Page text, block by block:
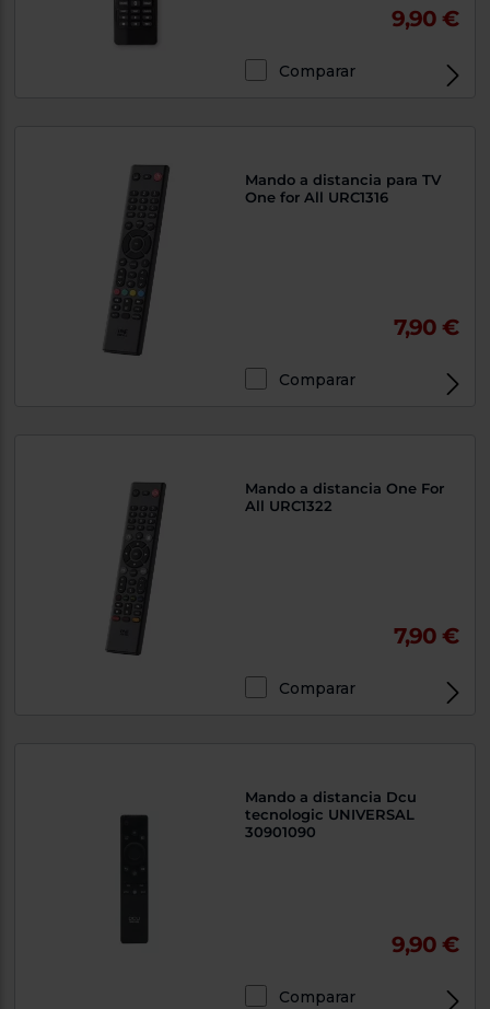
9,90 €
Comparar
Mando a distancia para TV
One for All URC1316
7,90 €
Comparar
Mando a distancia One For
All URC1322
7,90 €
Comparar
Mando a distancia Dcu
tecnologic UNIVERSAL
30901090
9,90 €
Comparar